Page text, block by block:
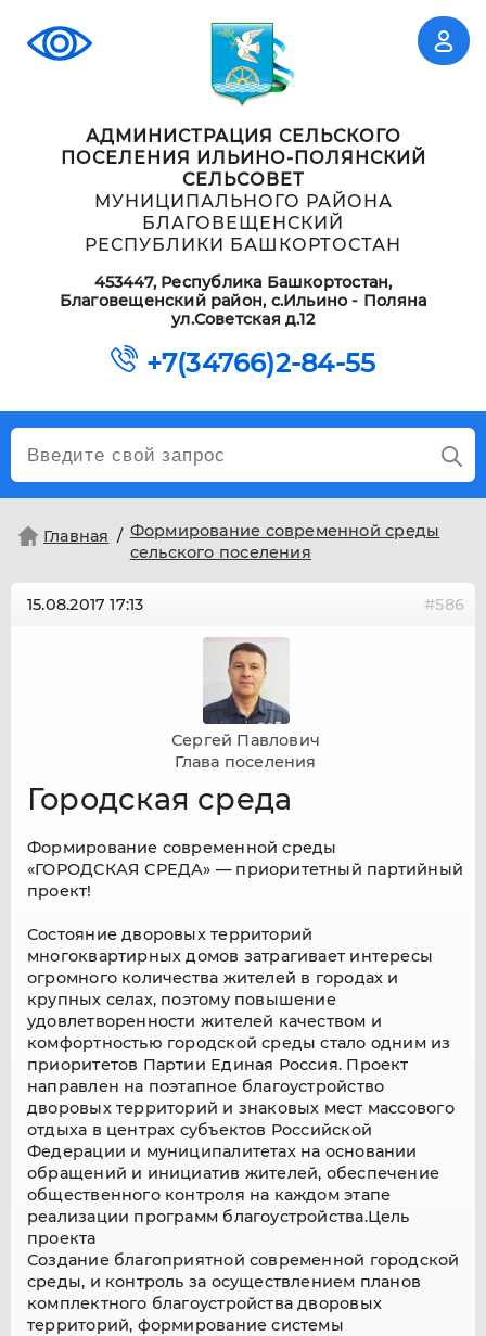
АДМИНИСТРАЦИЯ СЕЛЬСКОГО
ПОСЕЛЕНИЯ ИЛЬИНО-ПОЛЯНСКИЙ
СЕЛЬСОВЕТ
МУНИЦИПАЛЬНОГО РАЙОНА
БЛАГОВЕЩЕНСКИЙ
РЕСПУБЛИКИ БАШКОРТОСТАН
453447, Республика Башкортостан,
Благовещенский район, с.Ильино - Поляна
ул.Советская д.12
+7(34766)2-84-55
Главная
Формирование современной среды
сельского поселения
15.08.201717:13 #586
Городская среда
Формирование современной среды
«ГОРОДСКАЯ СРЕДА» — приоритетный партийный
проект!
Состояние дворовых территорий
многоквартирных домов затрагивает интересы
огромного количества жителей в городах и
крупных селах, поэтому повышение
удовлетворенности жителей качеством и
комфортностью городской среды стало одним из
приоритетов Партии Единая Россия. Проект
направлен на поэтапное благоустройство
дворовых территорий и знаковых мест массового
отдыха в центрах субъектов Российской
Федерации и муниципалитетах на основании
обращений и инициатив жителей, обеспечение
общественного контроля на каждом этапе
реализации программ благоустройства.Цель
проекта
Создание благоприятной современной городской
среды, и контроль за осуществлением планов
комплектного благоустройства дворовых
территорий, формирование системы
Сергей Павлович
Глава поселения